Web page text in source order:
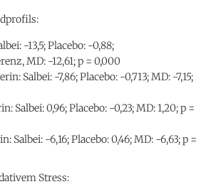
-13,5; Placebo: -0,88;
MD: -12,61; p = 0,000
Salbei: -7,86; Placebo: -0,713; MD: -7,15;
Salbei: 0,96; Placebo: -0,23; MD: 1,20; p =
Salbei: -6,16; Placebo: 0,46; MD: -6,63; p =
Stress: